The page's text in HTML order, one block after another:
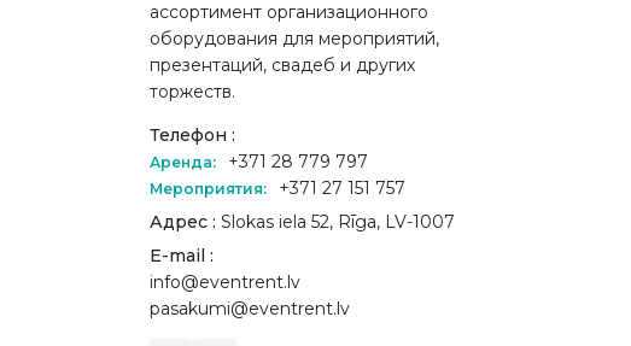
ассортимент организационного
оборудования для мероприятий,
презентаций, свадеб и других
торжеств.
Телефон :
Аренда: +371 28 779 797
Мероприятия:
+371 27 151 757
Адрес : Slokas iela 52, Rīga, LV-1007
E-mail :
info@eventrent.lv
pasakumi@eventrent.lv